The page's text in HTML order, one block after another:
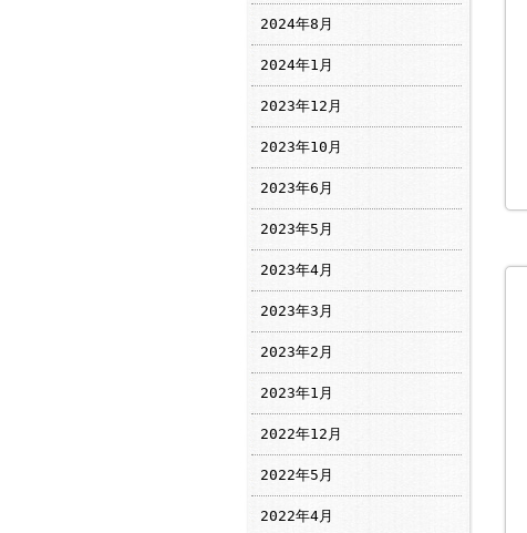
2024年8月
2024年1月
2023年12月
2023年10月
2023年6月
2023年5月
2023年4月
2023年3月
2023年2月
2023年1月
2022年12月
2022年5月
2022年4月